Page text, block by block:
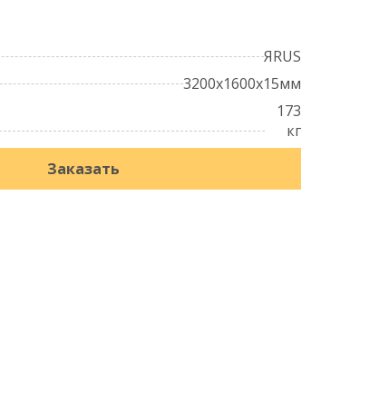
ЯRUS
3200x1600x15мм
173
кг
Заказать